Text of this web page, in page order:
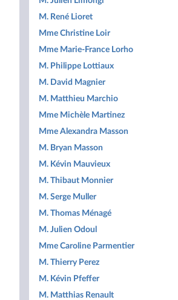
M. René Lioret
Mme Christine Loir
Mme Marie-France Lorho
M. Philippe Lottiaux
M. David Magnier
M. Matthieu Marchio
Mme Michèle Martinez
Mme Alexandra Masson
M. Bryan Masson
M. Kévin Mauvieux
M. Thibaut Monnier
M. Serge Muller
M. Thomas Ménagé
M. Julien Odoul
Mme Caroline Parmentier
M. Thierry Perez
M. Kévin Pfeffer
M. Matthias Renault